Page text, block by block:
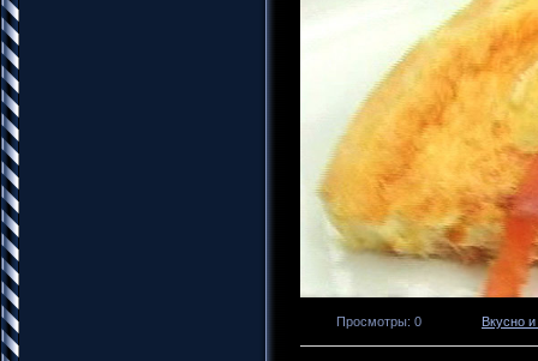
Просмотры: 0 Вкусно